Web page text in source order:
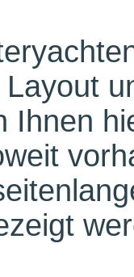
Layout
Ihnen